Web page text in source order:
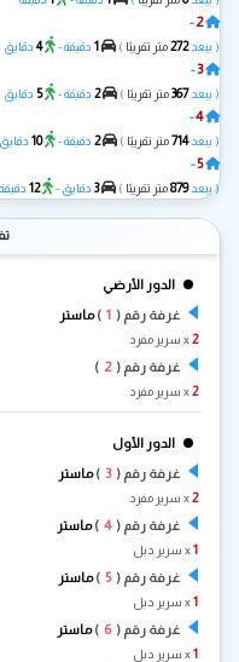
2
-
( يبعد272متر تقريبًا )
1 دقيقة - 4 دقايق
3
-
( يبعد367متر تقريبًا )
2 دقيقة - 5 دقايق
4
-
( يبعد714متر تقريبًا )
2 دقيقة - 10 دقايق
5
-
( يبعد879متر تقريبًا )
3 دقايق - 12 دقيقة
الدور الأرضي
غرفة رقم ( )ماستر
2
غرفة رقم ( 2
)
2
الدور الأول
غرفة رقم ( 3
)ماستر
2
غرفة رقم ( 4
)ماستر
1
غرفة رقم ( 5
)ماستر
1
غرفة رقم ( 6
)ماستر
1